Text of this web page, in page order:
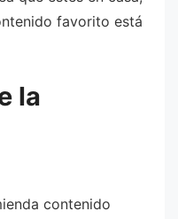
favorito está
la
contenido